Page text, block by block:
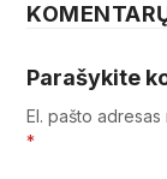
Parašykite
El. pašto
*